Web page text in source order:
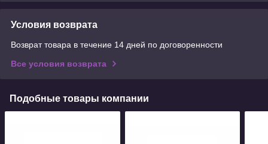
Условия возврата
Возврат товара в течение 14 дней по договоренности
Все условия возврата
Подобные товары компании